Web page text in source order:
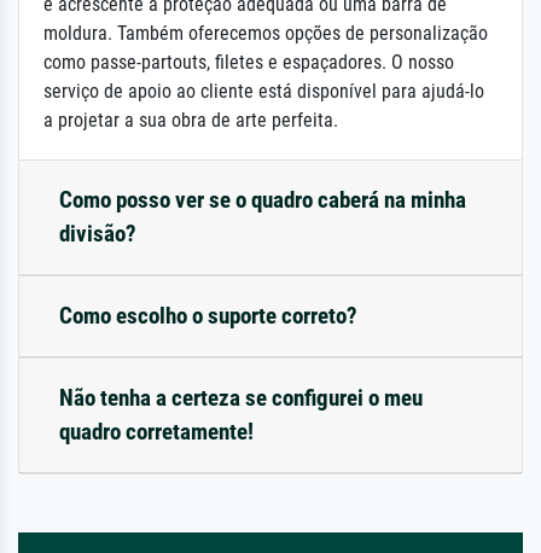
moldura. Também oferecemos opções de personalização
como passe-partouts, filetes e espaçadores. O nosso
serviço de apoio ao cliente está disponível para ajudá-lo
a projetar a sua obra de arte perfeita.
Como posso ver se o quadro caberá na minha
divisão?
Como escolho o suporte correto?
Não tenha a certeza se configurei o meu
quadro corretamente!